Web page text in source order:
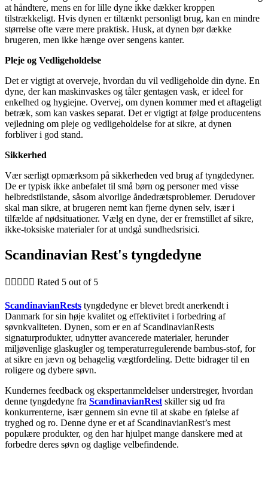
at håndtere, mens en for lille dyne ikke dækker kroppen
tilstrækkeligt. Hvis dynen er tiltænkt personligt brug, kan en mindre
størrelse ofte være mere praktisk. Husk, at dynen bør dække
brugeren, men ikke hænge over sengens kanter.
Pleje og Vedligeholdelse
Det er vigtigt at overveje, hvordan du vil vedligeholde din dyne. En
dyne, der kan maskinvaskes og tåler gentagen vask, er ideel for
enkelhed og hygiejne. Overvej, om dynen kommer med et aftageligt
betræk, som kan vaskes separat. Det er vigtigt at følge producentens
vejledning om pleje og vedligeholdelse for at sikre, at dynen
forbliver i god stand.
Sikkerhed
Vær særligt opmærksom på sikkerheden ved brug af tyngdedyner.
De er typisk ikke anbefalet til små børn og personer med visse
helbredstilstande, såsom alvorlige åndedrætsproblemer. Derudover
skal man sikre, at brugeren nemt kan fjerne dynen selv, især i
tilfælde af nødsituationer. Vælg en dyne, der er fremstillet af sikre,
ikke-toksiske materialer for at undgå sundhedsrisici.
Scandinavian Rest's tyngdedyne​
     Rated 5 out of 5
ScandinavianRests tyngdedyne er blevet bredt anerkendt i
Danmark for sin høje kvalitet og effektivitet i forbedring af
søvnkvaliteten. Dynen, som er en af ScandinavianRests
signaturprodukter, udnytter avancerede materialer, herunder
miljøvenlige glaskugler og temperaturregulerende bambus-stof, for
at sikre en jævn og behagelig vægtfordeling. Dette bidrager til en
roligere og dybere søvn.
Kundernes feedback og ekspertanmeldelser understreger, hvordan
denne tyngdedyne fra ScandinavianRest skiller sig ud fra
konkurrenterne, især gennem sin evne til at skabe en følelse af
tryghed og ro. Denne dyne er et af ScandinavianRest’s mest
populære produkter, og den har hjulpet mange danskere med at
forbedre deres søvn og daglige velbefindende.